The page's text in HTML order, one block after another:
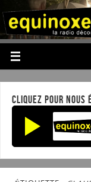
CLIQUEZ POUR NOUS